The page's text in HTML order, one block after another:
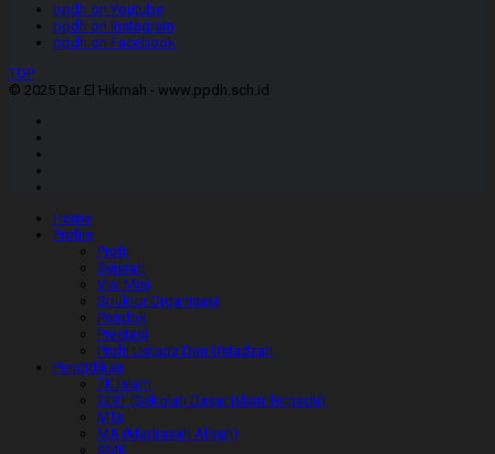
ppdh on Youtube
ppdh on Instagram
ppdh on Facebook
TOP
© 2025 Dar El Hikmah - www.ppdh.sch.id
Home
Profile
Profil
Sejarah
Visi Misi
Struktur Organisasi
Pondok
Prestasi
Profil Ustadz Dan Ustadzah
Pendidikan
TK Islam
SDIT (Sekolah Dasar Islam Terpadu)
MTs
MA (Madrasah Aliyah)
SMK